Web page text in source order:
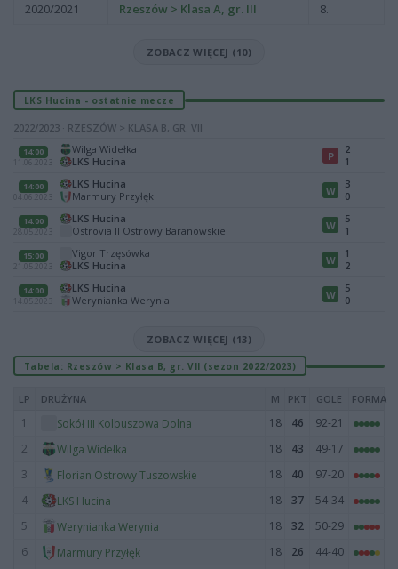
2020/2021 Rzeszów > Klasa A, gr. III 8.
ZOBACZ WIĘCEJ (10)
LKS Hucina - ostatnie mecze
2022/2023 · RZESZÓW > KLASA B, GR. VII
14:00
11.06.2023
Wilga Widełka
LKS Hucina
P
2
1
14:00
04.06.2023
LKS Hucina
Marmury Przyłęk
W
3
0
14:00
28.05.2023
LKS Hucina
Ostrovia II Ostrowy Baranowskie
W
5
1
15:00
21.05.2023
Vigor Trzęsówka
LKS Hucina
W
1
2
14:00
14.05.2023
LKS Hucina
Werynianka Werynia
W
5
0
ZOBACZ WIĘCEJ (13)
Tabela: Rzeszów > Klasa B, gr. VII (sezon 2022/2023)
LP DRUŻYNA M PKT GOLE FORMA
1 Sokół III Kolbuszowa Dolna 18 46
92-21
2
Wilga Widełka 18 43
49-17
3
Florian Ostrowy Tuszowskie 18 40
97-20
4
LKS Hucina 18 37
54-34
5
Werynianka Werynia 18 32
50-29
6
Marmury Przyłęk 18 26
44-40